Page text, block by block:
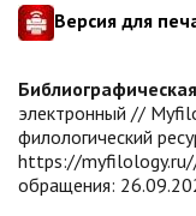
Версия для
электронный //
филологический
https://
обращения: